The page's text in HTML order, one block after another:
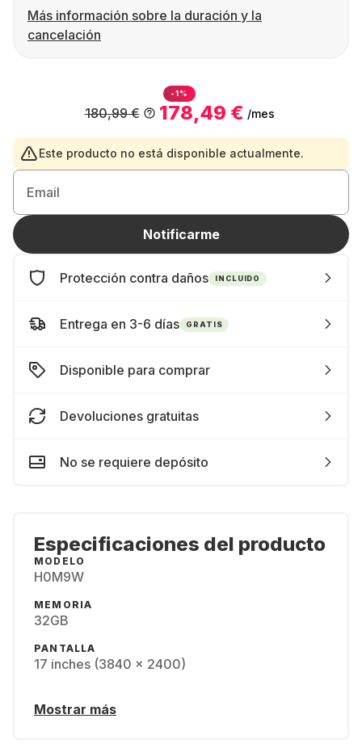
Más información sobre la duración y la
cancelación
-1%
178,49 € /mes
180,99 €
Este producto no está disponible actualmente.
Email
Notificarme
Protección contra daños INCLUIDO
Entrega en 3-6 días GRATIS
Disponible para comprar
Devoluciones gratuitas
No se requiere depósito
Especificaciones del producto
MODELO
H0M9W
MEMORIA
32GB
PANTALLA
17 inches (3840 x 2400)
Mostrar más